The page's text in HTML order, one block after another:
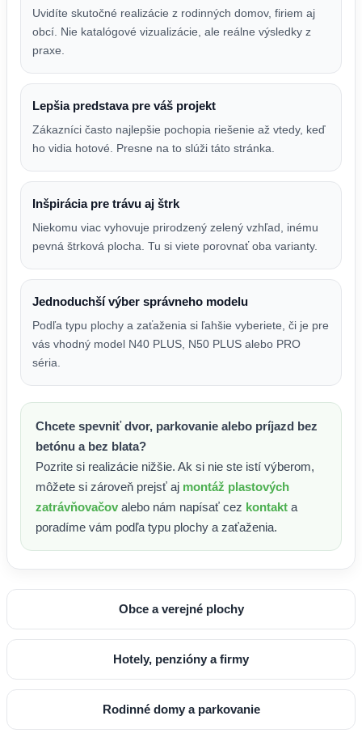
Uvidíte skutočné realizácie z rodinných domov, firiem aj
obcí. Nie katalógové vizualizácie, ale reálne výsledky z
praxe.
Lepšia predstava pre váš projekt
Zákazníci často najlepšie pochopia riešenie až vtedy, keď
ho vidia hotové. Presne na to slúži táto stránka.
Inšpirácia pre trávu aj štrk
Niekomu viac vyhovuje prirodzený zelený vzhľad, inému
pevná štrková plocha. Tu si viete porovnať oba varianty.
Jednoduchší výber správneho modelu
Podľa typu plochy a zaťaženia si ľahšie vyberiete, či je pre
vás vhodný model N40 PLUS, N50 PLUS alebo PRO
séria.
Chcete spevniť dvor, parkovanie alebo príjazd bez
betónu a bez blata?
Pozrite si realizácie nižšie. Ak si nie ste istí výberom,
môžete si zároveň prejsť aj montáž plastových
zatrávňovačov alebo nám napísať cez kontakt a
poradíme vám podľa typu plochy a zaťaženia.
Obce a verejné plochy
Hotely, penzióny a firmy
Rodinné domy a parkovanie